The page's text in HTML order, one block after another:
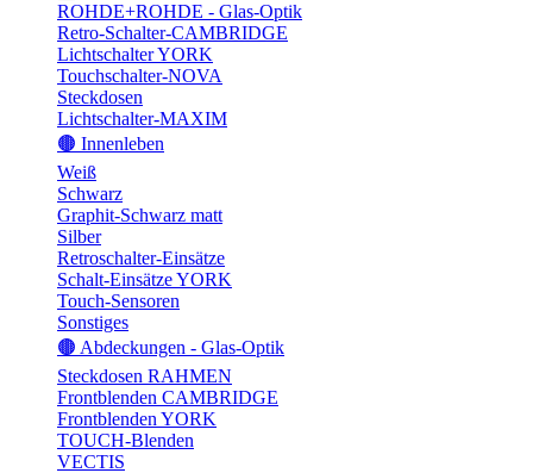
ROHDE+ROHDE - Glas-Optik
Retro-Schalter-CAMBRIDGE
Lichtschalter YORK
Touchschalter-NOVA
Steckdosen
Lichtschalter-MAXIM
🟤 Innenleben
Weiß
Schwarz
Graphit-Schwarz matt
Silber
Retroschalter-Einsätze
Schalt-Einsätze YORK
Touch-Sensoren
Sonstiges
🟤 Abdeckungen - Glas-Optik
Steckdosen RAHMEN
Frontblenden CAMBRIDGE
Frontblenden YORK
TOUCH-Blenden
VECTIS